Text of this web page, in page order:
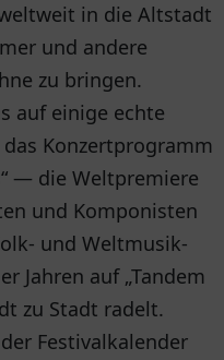
in die Altstadt
und andere
zu bringen.
auf einige echte
Konzertprogramm
— die Weltpremiere
und Komponisten
und Weltmusik-
Jahren auf „Tandem
zu Stadt radelt.
Festivalkalender